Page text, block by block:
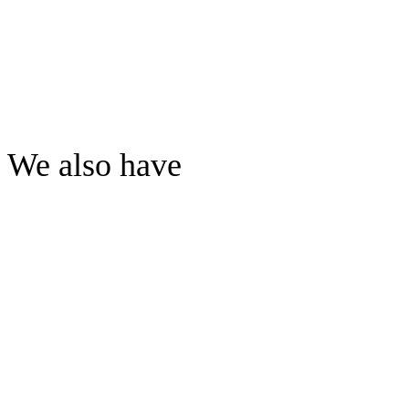
We also have